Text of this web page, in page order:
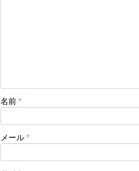
名前 *
メール *